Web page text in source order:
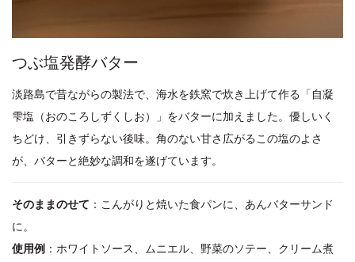
つぶ塩発酵バター
淡路島で昔ながらの製法で、海水を鉄窯で炊き上げて作る「自凝
雫塩（おのころしずくしお）」をバターに加えました。優しいく
ちどけ、引きずらない後味。角のない甘さ広がるこの塩のよさ
が、バターと絶妙な調和を遂げています。
そのままのせて ：こんがりと焼いた食パンに、あんバターサンド
に。
使用例 ：ホワイトソース、ムニエル、野菜のソテー、クリーム煮